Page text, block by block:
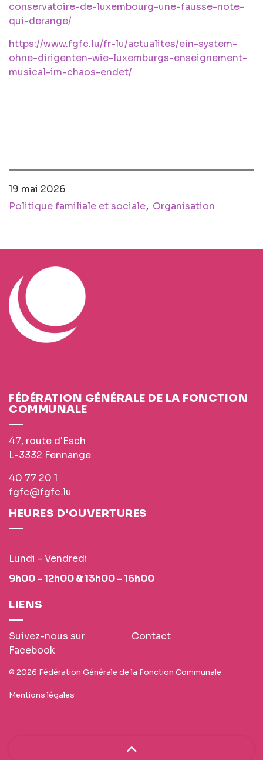
conservatoire-de-luxembourg-une-fausse-note-
qui-derange/
https://www.fgfc.lu/fr-lu/actualites/ein-system-
ohne-dirigenten-wie-luxemburgs-enseignement-
musical-im-chaos-endet/
19 mai 2026
Politique familiale et sociale
Organisation
FÉDÉRATION GÉNÉRALE DE LA FONCTION
COMMUNALE
47, route d'Esch
L-3332 Fennange
40 77 20 1
fgfc@fgfc.lu
HEURES D'OUVERTURES
Lundi - Vendredi
9h00 - 12h00 & 13h00 - 16h00
LIENS
Suivez-nous sur
Facebook
Contact
© 2026 Fédération Générale de la Fonction Communale
Mentions légales